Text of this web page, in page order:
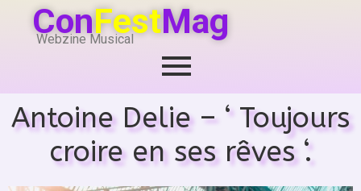
ConFestMag
Webzine Musical
Antoine Delie – ‘ Toujours
croire en ses rêves ‘.